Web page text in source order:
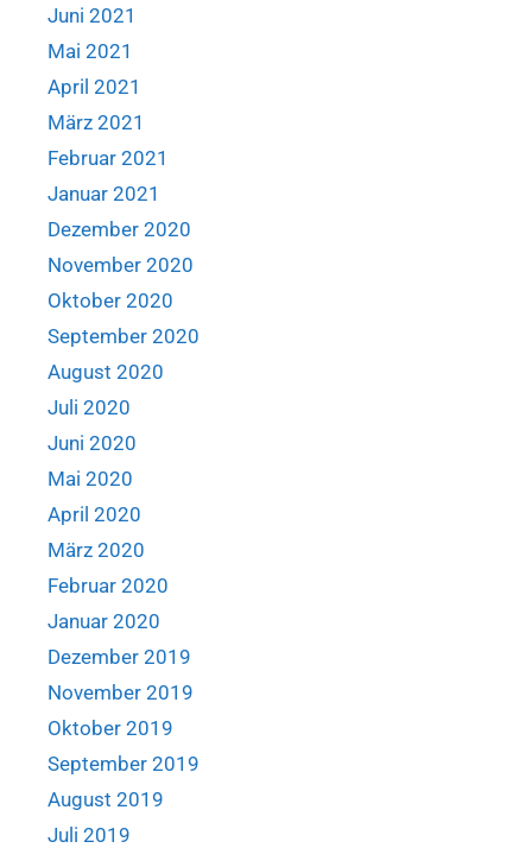
Juni 2021
Mai 2021
April 2021
März 2021
Februar 2021
Januar 2021
Dezember 2020
November 2020
Oktober 2020
September 2020
August 2020
Juli 2020
Juni 2020
Mai 2020
April 2020
März 2020
Februar 2020
Januar 2020
Dezember 2019
November 2019
Oktober 2019
September 2019
August 2019
Juli 2019